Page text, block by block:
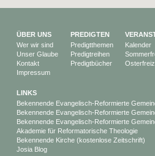
ÜBER UNS
Wer wir sind
Unser Glaube
Kontakt
Impressum
PREDIGTEN
Predigtthemen
Predigtreihen
Predigtbücher
Kalender
LINKS
Bekennende Evangelisch-Reformierte
Bekennende Evangelisch-Reformierte
Bekennende Evangelisch-Reformierte
Akademie für Reformatorische Theologie
Bekennende Kirche (kostenlose Zeitschrift)
Josia Blog